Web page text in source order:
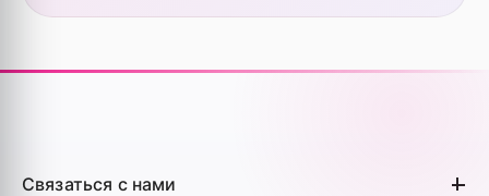
Связаться с нами